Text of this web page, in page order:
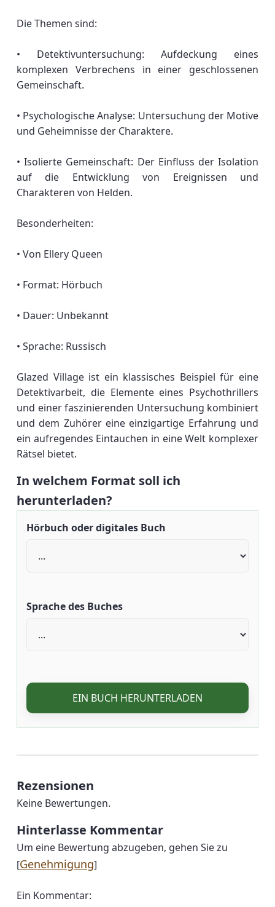
Die Themen sind:
• Detektivuntersuchung: Aufdeckung eines
komplexen Verbrechens in einer geschlossenen
Gemeinschaft.
• Psychologische Analyse: Untersuchung der Motive
und Geheimnisse der Charaktere.
• Isolierte Gemeinschaft: Der Einfluss der Isolation
auf die Entwicklung von Ereignissen und
Charakteren von Helden.
Besonderheiten:
• Von Ellery Queen
• Format: Hörbuch
• Dauer: Unbekannt
• Sprache: Russisch
Glazed Village ist ein klassisches Beispiel für eine
Detektivarbeit, die Elemente eines Psychothrillers
und einer faszinierenden Untersuchung kombiniert
und dem Zuhörer eine einzigartige Erfahrung und
ein aufregendes Eintauchen in eine Welt komplexer
Rätsel bietet.
In welchem Format soll ich
herunterladen?
Hörbuch oder digitales Buch
Sprache des Buches
EIN BUCH HERUNTERLADEN
Rezensionen
Keine Bewertungen.
Hinterlasse Kommentar
Um eine Bewertung abzugeben, gehen Sie zu
[Genehmigung]
Ein Kommentar: